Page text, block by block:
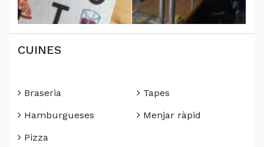
CUINES
Braseria
Hamburgueses
Pizza
Tapes
Menjar ràpid